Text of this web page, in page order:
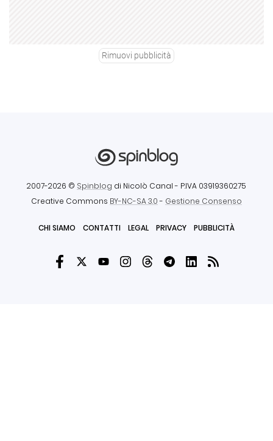
Rimuovi pubblicità
2007-2026 © Spinblog di Nicolò Canal - P.IVA 03919360275
Creative Commons BY-NC-SA 3.0- Gestione Consenso
CHI SIAMO CONTATTI LEGAL PRIVACY PUBBLICITÀ